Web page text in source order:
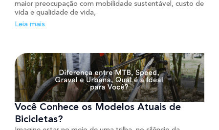
maior preocupação com mobilidade sustentável, custo de
vida e qualidade de vida,
Leia mais
Você Conhece os Modelos Atuais de
Bicicletas?